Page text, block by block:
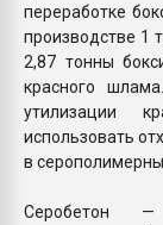
переработке
производстве 1
2,87 тонны
красного
утилизации
использовать
в
Серобетон —